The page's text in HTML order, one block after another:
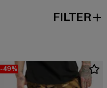
FILTER
-49%